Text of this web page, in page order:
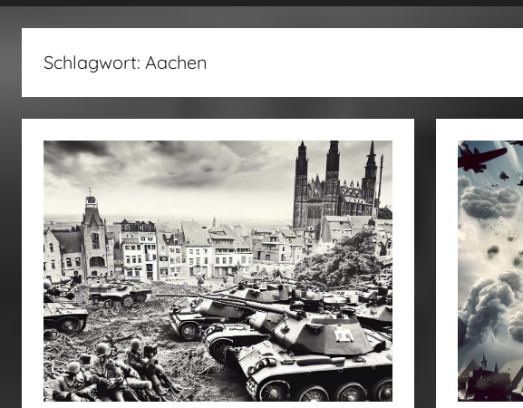
fertig…!
Schlagwort: Aachen